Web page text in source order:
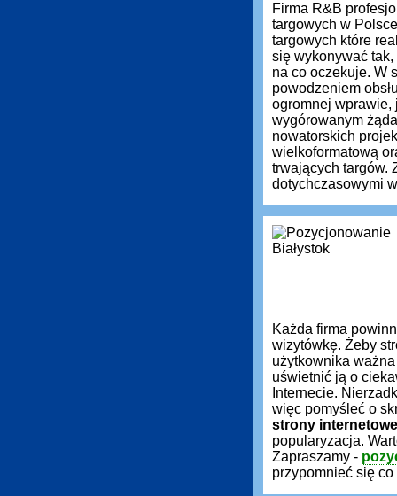
Firma R&B
targowych w
targowych które
się wykonywać tak,
na co oczekuje. W
powodzeniem
ogromnej wprawie,
wygórowanym
nowatorskich
wielkoformatową
trwających targów.
dotychczasowymi
Każda firma
wizytówkę. Żeby
użytkownika
uświetnić ją o
Internecie.
więc pomyśleć o
strony internetowe
popularyzacja.
Zapraszamy -
przypomnieć się